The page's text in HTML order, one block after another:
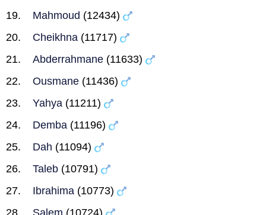
Mahmoud (12434)
Cheikhna (11717)
Abderrahmane (11633)
Ousmane (11436)
Yahya (11211)
Demba (11196)
Dah (11094)
Taleb (10791)
Ibrahima (10773)
Salem (10724)